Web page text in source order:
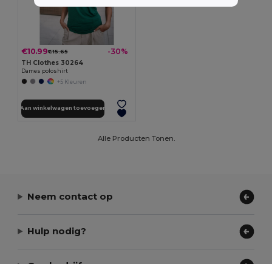
€10.99€15.65 -30%
TH Clothes 30264
Dames poloshirt
+5 Kleuren
Aan winkelwagen toevoegen
Alle Producten Tonen.
Neem contact op
Hulp nodig?